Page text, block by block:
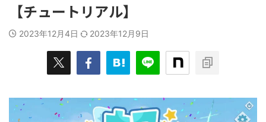
【チュートリアル】
2023年12月4日 2023年12月9日